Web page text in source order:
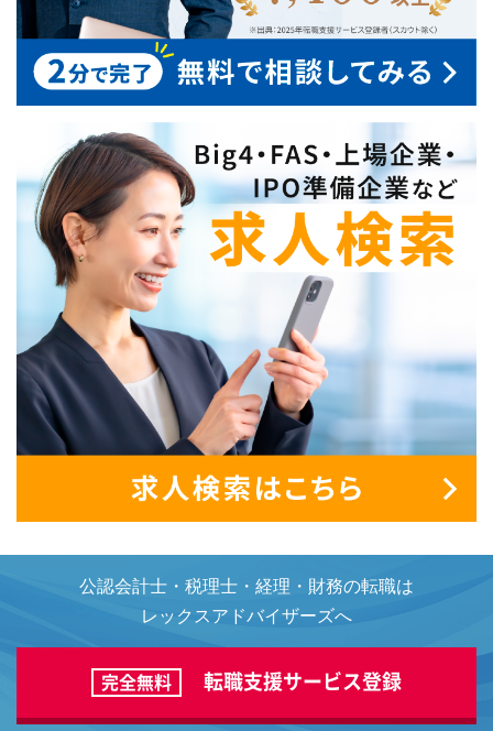
公認会計士・税理士・経理・財務の転職は
レックスアドバイザーズへ
完全無料 転職支援サービス登録